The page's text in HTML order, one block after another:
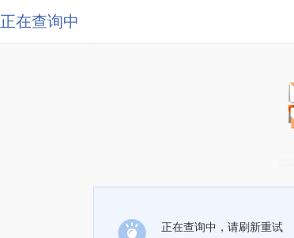
正在查询中
正在查询中，请刷新重试